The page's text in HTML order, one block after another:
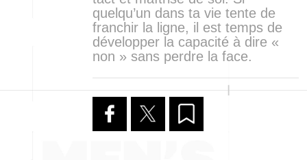
quelqu’un dans ta vie tente de
franchir la ligne, il est temps de
développer la capacité à dire «
non » sans perdre la face.